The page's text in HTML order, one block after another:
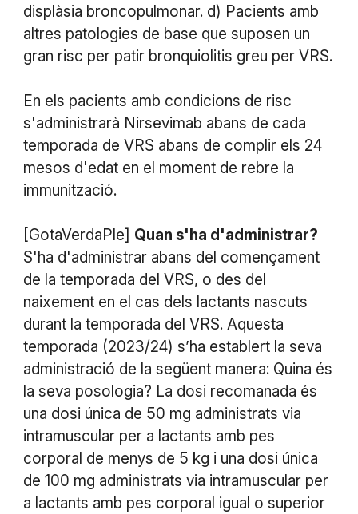
displàsia broncopulmonar. d) Pacients amb
altres patologies de base que suposen un
gran risc per patir bronquiolitis greu per VRS.
En els pacients amb condicions de risc
s'administrarà Nirsevimab abans de cada
temporada de VRS abans de complir els 24
mesos d'edat en el moment de rebre la
immunització.
​[GotaVerdaPle] Quan s'ha d'administrar?
S'ha d'administrar abans del començament
de la temporada del VRS, o des del
naixement en el cas dels lactants nascuts
durant la temporada del VRS. Aquesta
temporada (2023/24) s’ha establert la seva
administració de la següent manera: Quina és
la seva posologia? La dosi recomanada és
una dosi única de 50 mg administrats via
intramuscular per a lactants amb pes
corporal de menys de 5 kg i una dosi única
de 100 mg administrats via intramuscular per
a lactants amb pes corporal igual o superior